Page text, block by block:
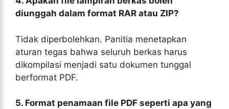
diunggah dalam format RAR atau ZIP?
Tidak diperbolehkan. Panitia menetapkan
aturan tegas bahwa seluruh berkas harus
dikompilasi menjadi satu dokumen tunggal
berformat PDF.
5. Format penamaan file PDF seperti apa yang